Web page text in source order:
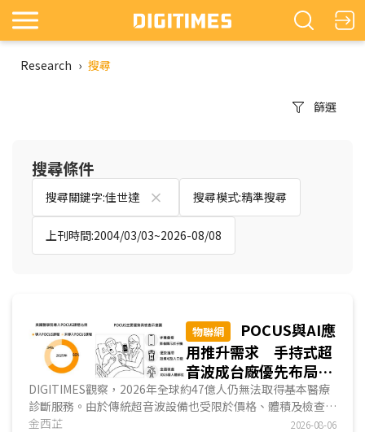
Research › 搜尋
篩選
搜尋條件
搜尋關鍵字:佳世達 搜尋模式:精準搜尋
上刊時間:2004/03/03~2026-08/08
物聯網
POCUS與AI應
用推升需求 手持式超
音波成台廠優先布局醫
材新商機
DIGITIMES觀察，2026年全球約47億人仍無法取得基本醫療
診斷服務。由於傳統超音波設備也受限於價格、體積及檢查排
程，難以延伸至第一線場域。手持式超音波將探頭、影像處
金西芷 2026-08-06